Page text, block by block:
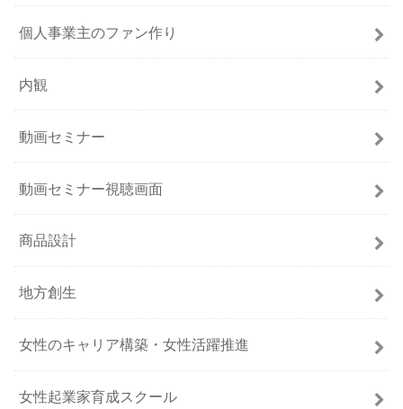
個人事業主のファン作り
内観
動画セミナー
動画セミナー視聴画面
商品設計
地方創生
女性のキャリア構築・女性活躍推進
女性起業家育成スクール